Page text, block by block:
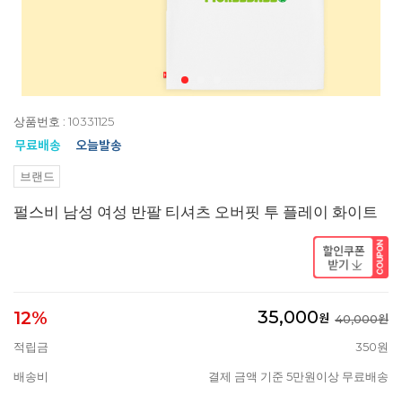
상품번호 : 10331125
브랜드
펄스비 남성 여성 반팔 티셔츠 오버핏 투 플레이 화이트
12% 35,000원 40,000원
적립금
350원
배송비 결제 금액 기준 5만원이상 무료배송